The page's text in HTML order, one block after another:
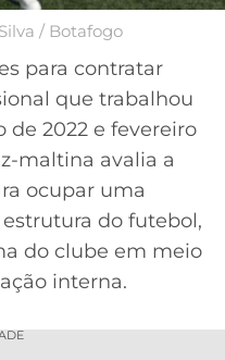
/ Botafogo
para contratar
que trabalhou
2022 e fevereiro
maltina avalia a
ocupar uma
do futebol,
do clube em meio
interna.